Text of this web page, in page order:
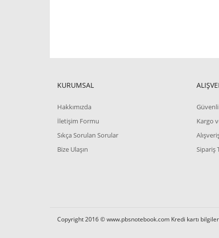
KURUMSAL
Hakkımızda
İletişim Formu
Sıkça Sorulan Sorular
Bize Ulaşın
Güvenli
Kargo
Sipariş
Copyright 2016 © www.pbsnotebook.com Kredi kartı